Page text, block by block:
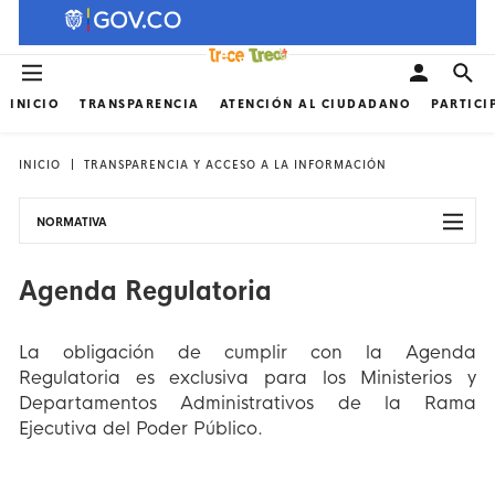
INICIO TRANSPARENCIA ATENCIÓN AL CIUDADANO
INICIO TRANSPARENCIA Y ACCESO A LA INFORMACIÓN
NORMATIVA
Agenda Regulatoria
La obligación de cumplir con la Agenda
Regulatoria es exclusiva para los Ministerios y
Departamentos Administrativos de la Rama
Ejecutiva del Poder Público.